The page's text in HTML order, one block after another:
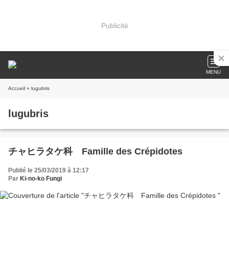
Publicité
MENU
Accueil » lugubris
lugubris
チャヒラタケ科 Famille des Crépidotes
Publié le 25/03/2019 à 12:17
Par Ki-no-ko Fungi